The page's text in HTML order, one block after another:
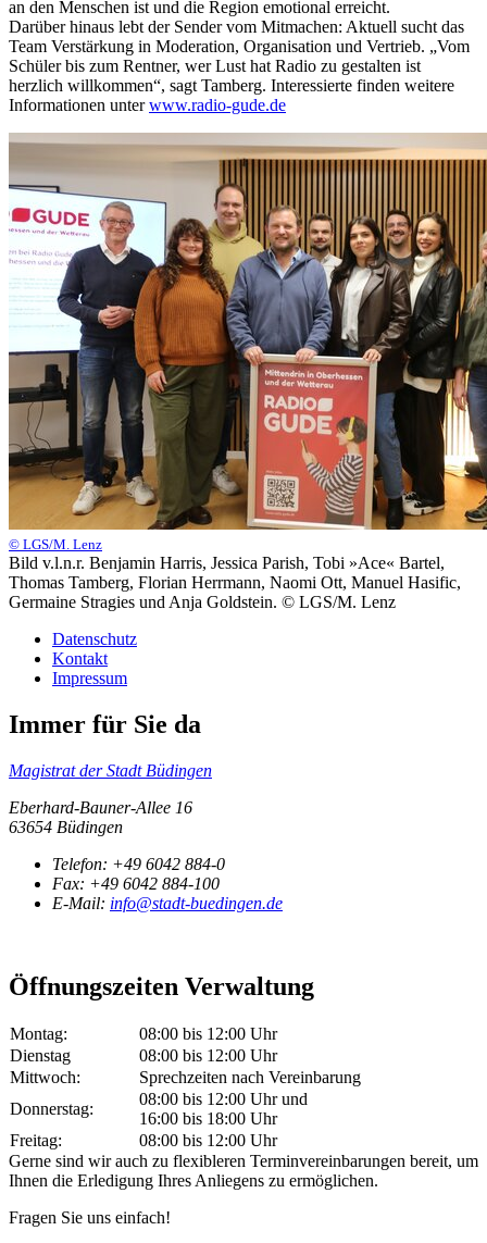
an den Menschen ist und die Region emotional erreicht.
Darüber hinaus lebt der Sender vom Mitmachen: Aktuell sucht das
Team Verstärkung in Moderation, Organisation und Vertrieb. „Vom
Schüler bis zum Rentner, wer Lust hat Radio zu gestalten ist
herzlich willkommen“, sagt Tamberg. Interessierte finden weitere
Informationen unterwww.radio-gude.de
© LGS/M. Lenz
Bild v.l.n.r. Benjamin Harris, Jessica Parish, Tobi »Ace« Bartel,
Thomas Tamberg, Florian Herrmann, Naomi Ott, Manuel Hasific,
Germaine Stragies und Anja Goldstein. © LGS/M. Lenz
Datenschutz
Kontakt
Impressum
Immer für Sie da
Magistrat der Stadt Büdingen
Eberhard-Bauner-Allee 16
63654 Büdingen
Telefon: +49 6042 884-0
Fax: +49 6042 884-100
E-Mail: info@stadt-buedingen.de
Öffnungszeiten Verwaltung
Montag:
08:00 bis 12:00 Uhr
Dienstag
08:00 bis 12:00 Uhr
Mittwoch:
Sprechzeiten nach Vereinbarung
Donnerstag:
08:00 bis 12:00 Uhr und
16:00 bis 18:00 Uhr
Freitag:
08:00 bis 12:00 Uhr
Gerne sind wir auch zu flexibleren Terminvereinbarungen bereit, um
Ihnen die Erledigung Ihres Anliegens zu ermöglichen.
Fragen Sie uns einfach!